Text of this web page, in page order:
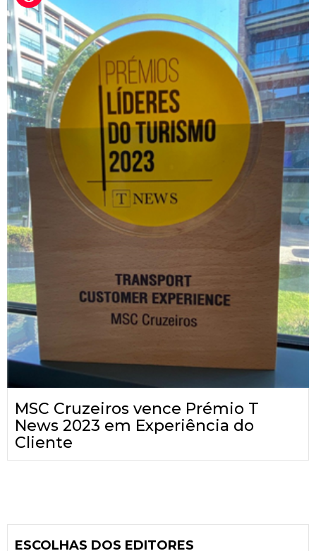
MSC Cruzeiros vence Prémio T
News 2023 em Experiência do
Cliente
ESCOLHAS DOS EDITORES